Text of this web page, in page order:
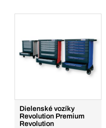
Dielenské vozíky
Revolution Premium
Revolution